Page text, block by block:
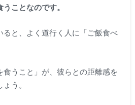
ことなのです。
ると、よく道行く人に「ご飯食べ
食うこと」が、彼らとの距離感を
う。